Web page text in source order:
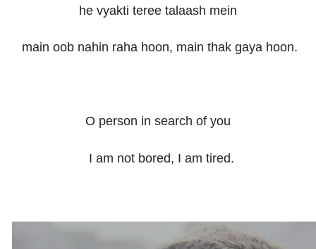
he vyakti teree talaash mein
main oob nahin raha hoon, main thak gaya hoon.
O person in search of you
I am not bored, I am tired.